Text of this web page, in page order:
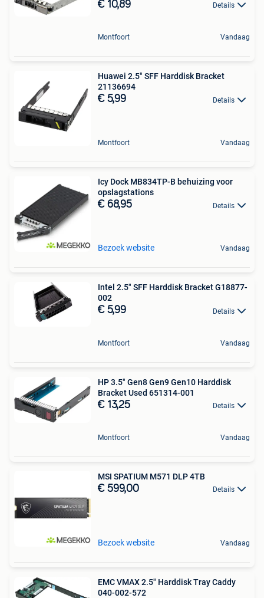
€ 10,89 Details
Montfoort Vandaag
Huawei 2.5" SFF Harddisk Bracket
21136694
€ 5,99 Details
Montfoort Vandaag
Icy Dock MB834TP-B behuizing voor
opslagstations
€ 68,95 Details
Bezoek website Vandaag
Intel 2.5" SFF Harddisk Bracket G18877-
002
€ 5,99 Details
Montfoort Vandaag
HP 3.5" Gen8 Gen9 Gen10 Harddisk
Bracket Used 651314-001
€ 13,25 Details
Montfoort Vandaag
MSI SPATIUM M571 DLP 4TB
€ 599,00 Details
Bezoek website Vandaag
EMC VMAX 2.5" Harddisk Tray Caddy
040-002-572